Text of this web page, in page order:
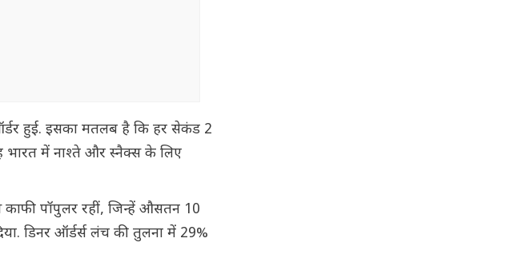
हुई. इसका मतलब है कि हर सेकंड 2
भारत में नाश्ते और स्नैक्स के लिए
काफी पॉपुलर रहीं, जिन्हें औसतन 10
डिनर ऑर्डर्स लंच की तुलना में 29%